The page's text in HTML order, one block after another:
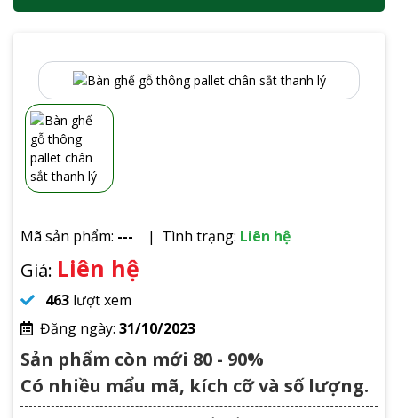
Mã sản phẩm: --- Tình trạng: Liên hệ
Giá: Liên hệ
463 lượt xem
Đăng ngày: 31/10/2023
Sản phẩm còn mới 80 - 90%
Có nhiều mẩu mã, kích cỡ và số lượng.